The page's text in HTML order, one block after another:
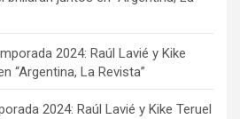
2024: Raúl Lavié y Kike
“Argentina, La Revista”
2024: Raúl Lavié y Kike Teruel